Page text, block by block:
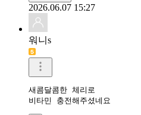
2026.06.07 15:27
워니s
새콤달콤한 체리로
비타민 충전해주셨네요